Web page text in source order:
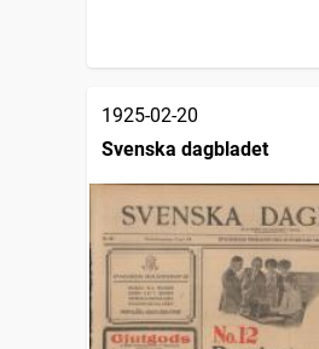
1925-02-20
Svenska dagbladet